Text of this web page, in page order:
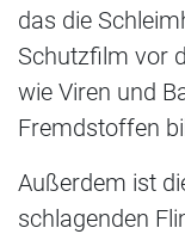
das die
Schutzfilm vor
wie Viren und
Fremdstoffen
Außerdem ist
schlagenden